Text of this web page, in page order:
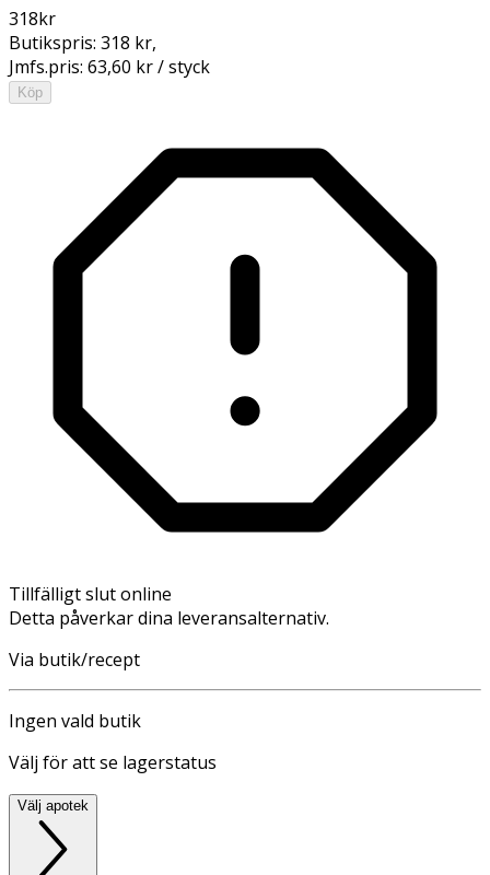
318kr
Butikspris: 318 kr,
Jmfs.pris: 63,60 kr / styck
Köp
Tillfälligt slut online
Detta påverkar dina leveransalternativ.
Via butik/recept
Ingen vald butik
Välj för att se lagerstatus
Välj apotek